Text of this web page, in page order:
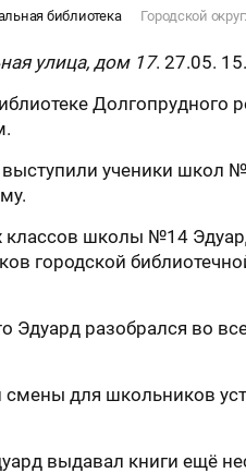
библиотека Городской округ:
улица, дом 17. 27.05.
Долгопрудного
ученики школ
школы №14
городской
Эдуард разобрался во
для школьников
выдавал книги ещё